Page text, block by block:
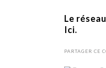
MARQUES
AGENCES
MÉDIAS
Le
Ici.
PARTAGER CE